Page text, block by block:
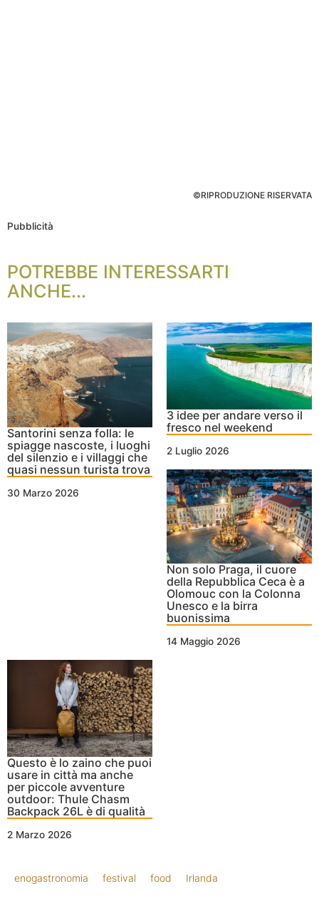
©RIPRODUZIONE RISERVATA
Pubblicità
POTREBBE INTERESSARTI
ANCHE...
Santorini senza folla: le
spiagge nascoste, i luoghi
del silenzio e i villaggi che
quasi nessun turista trova
30 Marzo 2026
3 idee per andare verso il
fresco nel weekend
2 Luglio 2026
Non solo Praga, il cuore
della Repubblica Ceca è a
Olomouc con la Colonna
Unesco e la birra
buonissima
14 Maggio 2026
Questo è lo zaino che puoi
usare in città ma anche
per piccole avventure
outdoor: Thule Chasm
Backpack 26L è di qualità
2 Marzo 2026
enogastronomia festival food Irlanda